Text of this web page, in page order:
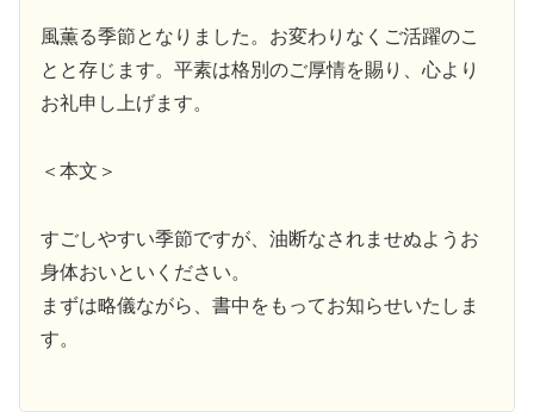
風薫る季節となりました。お変わりなくご活躍のこ
とと存じます。平素は格別のご厚情を賜り、心より
お礼申し上げます。
＜本文＞
すごしやすい季節ですが、油断なされませぬようお
身体おいといください。
まずは略儀ながら、書中をもってお知らせいたしま
す。